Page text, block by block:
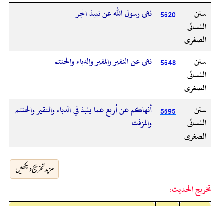
سنن
النسائى
الصغرى
5620 نهى رسول الله عن نبيذ الجر
سنن
النسائى
الصغرى
5648 نهى عن النقير والمقير والدباء والحنتم
سنن
النسائى
الصغرى
5695 أنهاكم عن أربع عما ينبذ في الدباء والنقير والحنتم
والمزفت
مزید تخریج دیکھیں
تخريج الحديث: